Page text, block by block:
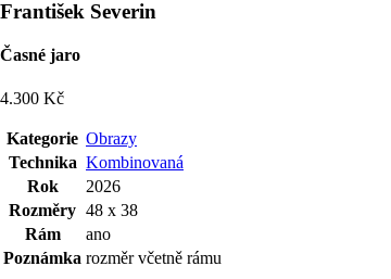
František Severin
Časné jaro
4.300 Kč
Kategorie Obrazy
Technika Kombinovaná
Rok
2026
Rozměry 48 x 38
Rám
ano
Poznámka rozměr včetně rámu